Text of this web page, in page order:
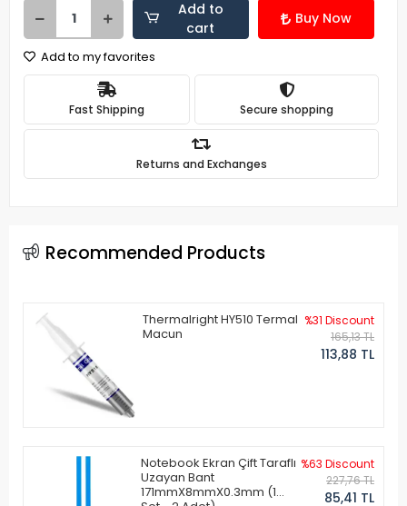
Add to
cart
Buy Now
Add to my favorites
Fast Shipping Secure shopping
Returns and Exchanges
Recommended Products
Thermalright HY510 Termal
Macun
%31 Discount
165,13 TL
113,88 TL
Notebook Ekran Çift Taraflı
Uzayan Bant
171mmX8mmX0.3mm (1
%63 Discount
227,76 TL
85,41 TL